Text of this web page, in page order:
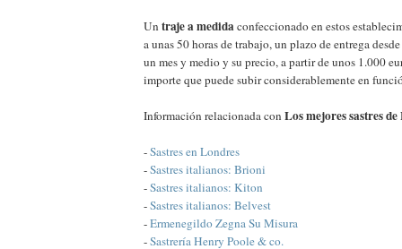
Un traje a medidaconfeccionado en estos
a unas 50 horas de trabajo, un plazo de entrega
un mes y medio y su precio, a partir de unos 1.000
importe que puede subir considerablemente en
Información relacionada con Los mejores sastres de
-Sastres en Londres
-Sastres italianos: Brioni
-Sastres italianos: Kiton
-Sastres italianos: Belvest
-Ermenegildo Zegna Su Misura
-Sastrería Henry Poole & co.